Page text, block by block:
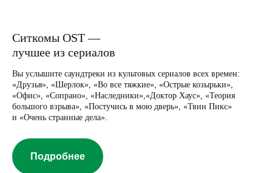
Ситкомы OST —
лучшее из сериалов
Вы услышите саундтреки из культовых сериалов всех времен:
«Друзья», «Шерлок», «Во все тяжкие», «Острые козырьки»,
«Офис», «Сопрано», «Наследники»,«Доктор Хаус», «Теория
большого взрыва», «Постучись в мою дверь», «Твин Пикс»
и «Очень странные дела».
Подробнее